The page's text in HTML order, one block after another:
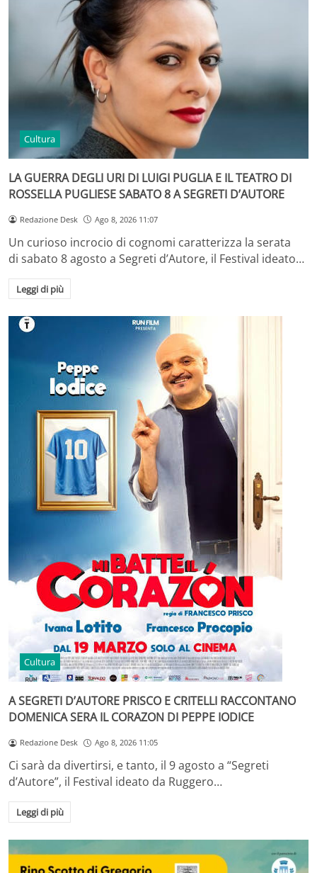
Cultura
LA GUERRA DEGLI URI DI LUIGI PUGLIA E IL TEATRO DI
ROSSELLA PUGLIESE SABATO 8 A SEGRETI D’AUTORE
Redazione Desk Ago 8, 2026 11:07
Un curioso incrocio di cognomi caratterizza la serata
di sabato 8 agosto a Segreti d’Autore, il Festival ideato…
Leggi di più
Cultura
A SEGRETI D’AUTORE PRISCO E CRITELLI RACCONTANO
DOMENICA SERA IL CORAZON DI PEPPE IODICE
Redazione Desk Ago 8, 2026 11:05
Ci sarà da divertirsi, e tanto, il 9 agosto a “Segreti
d’Autore”, il Festival ideato da Ruggero…
Leggi di più